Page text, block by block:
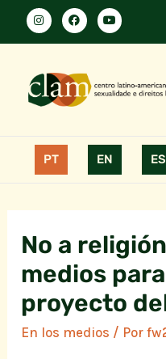
PT EN ES
No a
medios
proyecto
En los medios / Por